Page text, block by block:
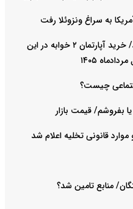
لیست قیمت خرید مسکن در نازی‌آباد/ خرید آپارتمان ۲ خوابه در این
۱۴۰۵
چیست؟
بفروشم/ قیمت بازار
قانونی تخلیه اعلام شد
منابع تامین شد؟